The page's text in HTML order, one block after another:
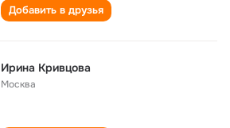
Добавить в друзья
Ирина Кривцова
Москва